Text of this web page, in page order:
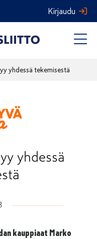
Kirjaudu
yhdessä tekemisestä
yhdessä
kauppiaat Marko